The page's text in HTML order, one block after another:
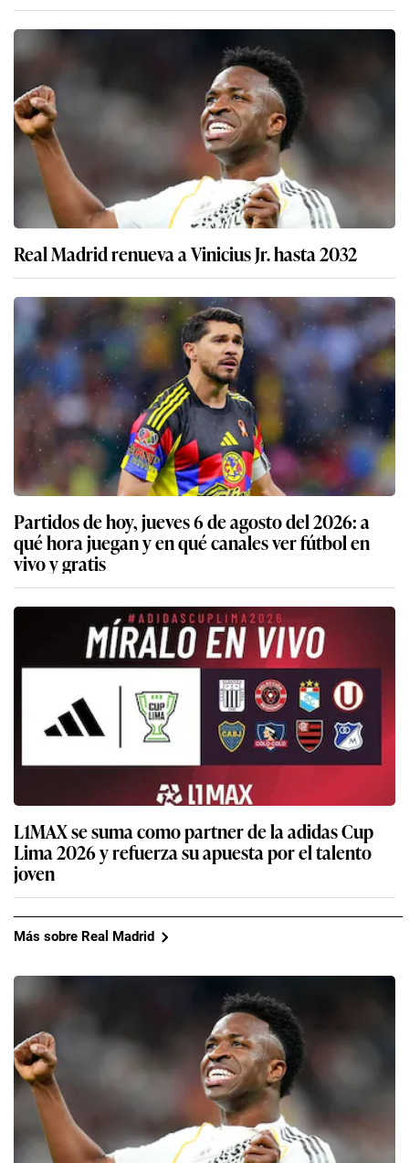
Real Madrid renueva a Vinicius Jr. hasta 2032
Partidos de hoy, jueves 6 de agosto del 2026: a
qué hora juegan y en qué canales ver fútbol en
vivo y gratis
L1MAX se suma como partner de la adidas Cup
Lima 2026 y refuerza su apuesta por el talento
joven
Más sobre Real Madrid